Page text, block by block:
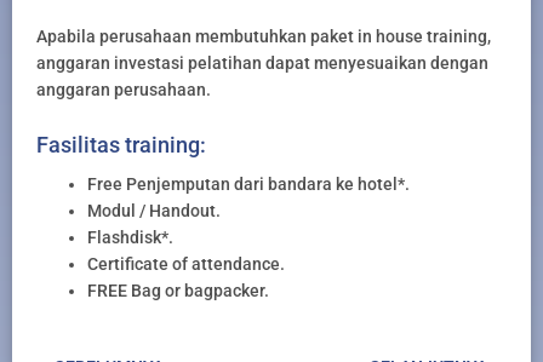
Apabila perusahaan membutuhkan paket in house training,
anggaran investasi pelatihan dapat menyesuaikan dengan
anggaran perusahaan.
Fasilitas training:
Free Penjemputan dari bandara ke hotel*.
Modul / Handout.
Flashdisk*.
Certificate of attendance.
FREE Bag or bagpacker.